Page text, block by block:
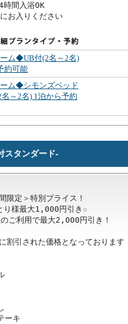
間入浴OK
お入りください
ム◆UB付(2名～2名)
約可能
ム◆シモンズベッド
名～2名) 1泊から予約
スタンダード-
限定＞特別プライス！
り様最大1,000円引き☆
ご利用で最大2,000円引き！
割引された価格となっております